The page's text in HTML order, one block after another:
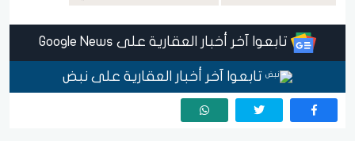
تابعوا آخر أخبار العقارية على Google News
تابعوا آخر أخبار العقارية على نبض